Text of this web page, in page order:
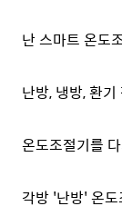
난 스마트 온도
난방, 냉방, 환
온도조절기를
각방 '난방' 온